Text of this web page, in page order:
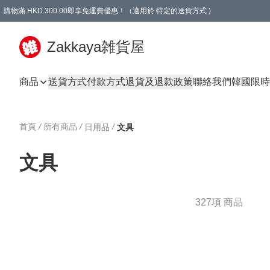
購物滿 HKD 300.00即享免運費優惠！（適用於 特定的送貨方式 )
Zakkaya雑貨屋
商品 送貨方式付款方式退貨及退款政策聯絡我們韓國限時
首頁 / 所有商品 / 日用品 / 文具
文具
327項 商品